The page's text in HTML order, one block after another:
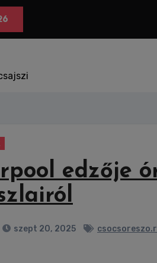
edzője
szept 20, 2025